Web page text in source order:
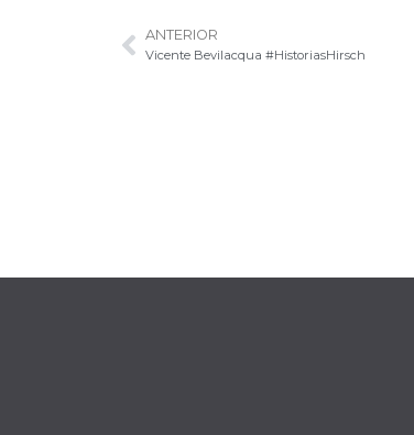
ANTERIOR
Vicente Bevilacqua #HistoriasHirsch